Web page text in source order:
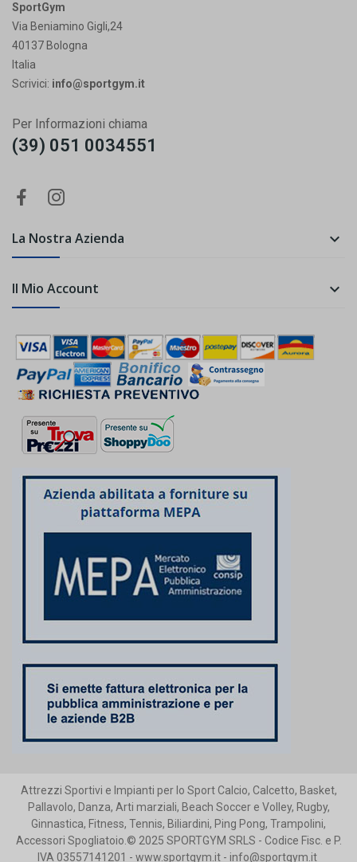
SportGym
Via Beniamino Gigli,24
40137 Bologna
Italia
Scrivici: info@sportgym.it
Per Informazioni chiama
(39) 051 0034551
La Nostra Azienda 
Il Mio Account 
Attrezzi Sportivi e Impianti per lo Sport Calcio, Calcetto, Basket,
Pallavolo, Danza, Arti marziali, Beach Soccer e Volley, Rugby,
Ginnastica, Fitness, Tennis, Biliardini, Ping Pong, Trampolini,
Accessori Spogliatoio.© 2025 SPORTGYM SRLS - Codice Fisc. e P.
IVA 03557141201 - www.sportgym.it - info@sportgym.it